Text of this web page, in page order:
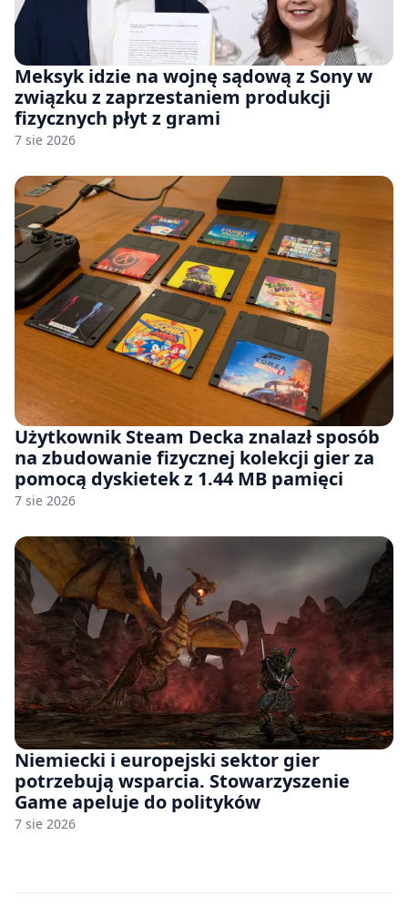
Meksyk idzie na wojnę sądową z Sony w
związku z zaprzestaniem produkcji
fizycznych płyt z grami
7 sie 2026
Użytkownik Steam Decka znalazł sposób
na zbudowanie fizycznej kolekcji gier za
pomocą dyskietek z 1.44 MB pamięci
7 sie 2026
Niemiecki i europejski sektor gier
potrzebują wsparcia. Stowarzyszenie
Game apeluje do polityków
7 sie 2026